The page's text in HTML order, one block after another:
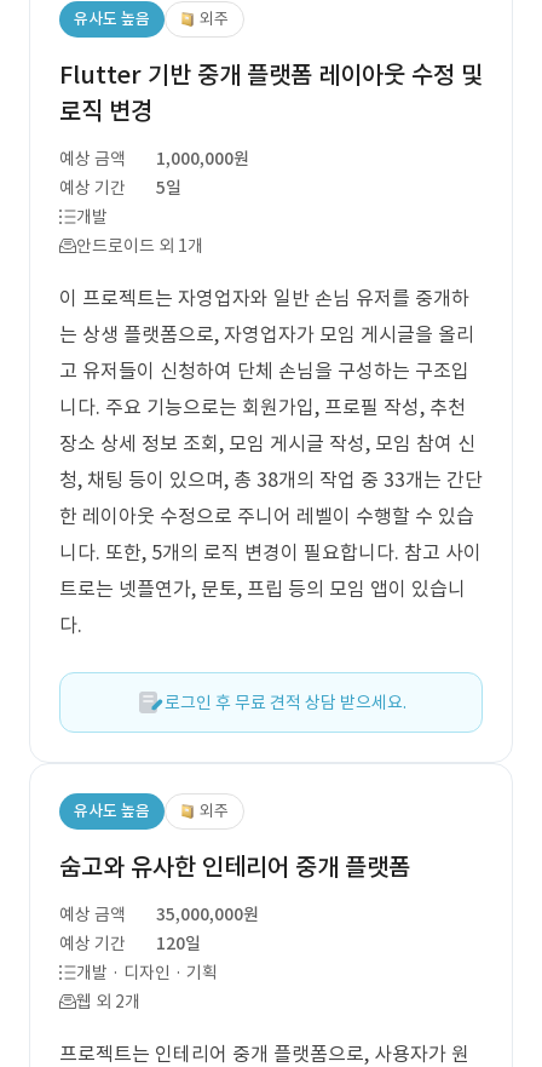
유사도 높음 외주
Flutter 기반 중개 플랫폼 레이아웃 수정 및
로직 변경
예상 금액
1,000,000원
예상 기간
5일
개발
안드로이드 외 1개
이 프로젝트는 자영업자와 일반 손님 유저를 중개하
는 상생 플랫폼으로, 자영업자가 모임 게시글을 올리
고 유저들이 신청하여 단체 손님을 구성하는 구조입
니다. 주요 기능으로는 회원가입, 프로필 작성, 추천
장소 상세 정보 조회, 모임 게시글 작성, 모임 참여 신
청, 채팅 등이 있으며, 총 38개의 작업 중 33개는 간단
한 레이아웃 수정으로 주니어 레벨이 수행할 수 있습
니다. 또한, 5개의 로직 변경이 필요합니다. 참고 사이
트로는 넷플연가, 문토, 프립 등의 모임 앱이 있습니
다.
로그인 후 무료 견적 상담 받으세요.
유사도 높음 외주
숨고와 유사한 인테리어 중개 플랫폼
예상 금액
35,000,000원
예상 기간
120일
개발 · 디자인 · 기획
웹 외 2개
프로젝트는 인테리어 중개 플랫폼으로, 사용자가 원